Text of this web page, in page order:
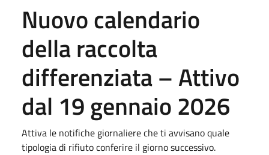
Nuovo calendario
della raccolta
differenziata – Attivo
dal 19 gennaio 2026
Attiva le notifiche giornaliere che ti avvisano quale
tipologia di rifiuto conferire il giorno successivo.